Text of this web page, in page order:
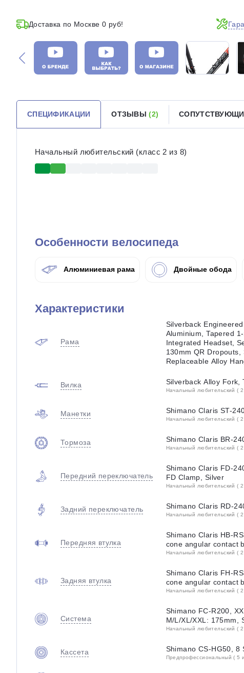
Доставка по Москве 0 руб!
СПЕЦИФИКАЦИИ ОТЗЫВЫ(2)
Начальный любительский (класс 2 из 8)
Особенности велосипеда
Алюминиевая рама Двойные обода
Характеристики
Рама
Silverback
Aluminium, Tapered
Integrated Headset,
130mm QR Dropouts,
Replaceable Alloy
Вилка Silverback Alloy Fork,
Начальный любительский (
Манетки Shimano Claris ST-
Начальный любительский (
Тормоза Shimano Claris BR-
Начальный любительский (
Передний переключатель
Shimano Claris FD-
FD Clamp, Silver
Начальный любительский (
Задний переключатель Shimano Claris RD-
Начальный любительский (
Передняя втулка
Shimano Claris HB-
cone angular contact
Начальный любительский (
Задняя втулка
Shimano Claris FH-
cone angular contact
Начальный любительский (
Система
Shimano FC-R200,
M/L/XL/XXL: 175mm,
Начальный любительский (
Кассета Shimano CS-HG50, 8
Предпрофессиональный ( 5